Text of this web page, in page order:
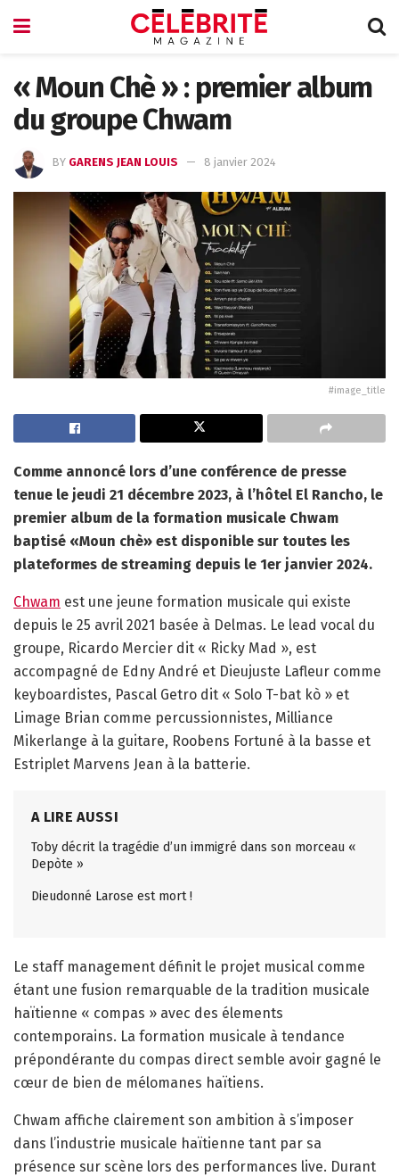
« Moun Chè » : premier album
du groupe Chwam
BY GARENS JEAN LOUIS 8 janvier 2024
#image_title
Comme annoncé lors d’une conférence de presse
tenue le jeudi 21 décembre 2023, à l’hôtel El Rancho, le
premier album de la formation musicale Chwam
baptisé «Moun chè» est disponible sur toutes les
plateformes de streaming depuis le 1er janvier 2024.
Chwam est une jeune formation musicale qui existe
depuis le 25 avril 2021 basée à Delmas. Le lead vocal du
groupe, Ricardo Mercier dit « Ricky Mad », est
accompagné de Edny André et Dieujuste Lafleur comme
keyboardistes, Pascal Getro dit « Solo T-bat kò » et
Limage Brian comme percussionnistes, Milliance
Mikerlange à la guitare, Roobens Fortuné à la basse et
Estriplet Marvens Jean à la batterie.
A LIRE AUSSI
Toby décrit la tragédie d’un immigré dans son morceau «
Depòte »
Dieudonné Larose est mort !
Le staff management définit le projet musical comme
étant une fusion remarquable de la tradition musicale
haïtienne « compas » avec des élements
contemporains. La formation musicale à tendance
prépondérante du compas direct semble avoir gagné le
cœur de bien de mélomanes haïtiens.
Chwam affiche clairement son ambition à s’imposer
dans l’industrie musicale haïtienne tant par sa
présence sur scène lors des performances live. Durant